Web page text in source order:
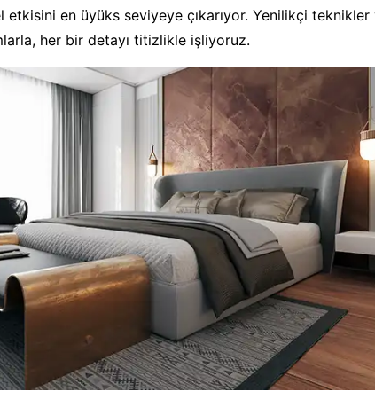
en üyüks seviyeye çıkarıyor. Yenilikçi teknikler
her bir detayı titizlikle işliyoruz.